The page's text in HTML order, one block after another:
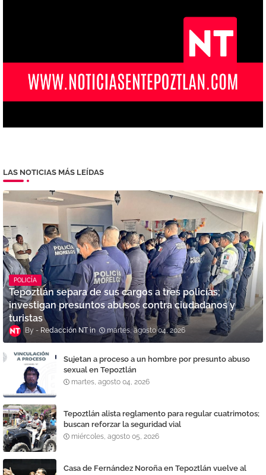
LAS NOTICIAS MÁS LEÍDAS
POLICÍA
Tepoztlán separa de sus cargos a tres policías;
investigan presuntos abusos contra ciudadanos y
turistas
Redacción NT martes, agosto 04, 2026
Sujetan a proceso a un hombre por presunto abuso
sexual en Tepoztlán
martes, agosto 04, 2026
Tepoztlán alista reglamento para regular cuatrimotos;
buscan reforzar la seguridad vial
miércoles, agosto 05, 2026
Casa de Fernández Noroña en Tepoztlán vuelve al